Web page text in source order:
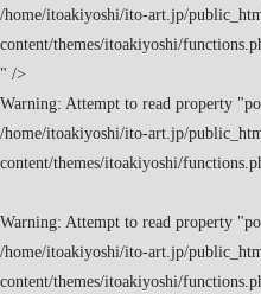
/home/itoakiyoshi/ito-art.jp/
content/themes/itoakiyoshi/
" />
Warning: Attempt to read property
/home/itoakiyoshi/ito-art.jp/
content/themes/itoakiyoshi/
Warning: Attempt to read property
/home/itoakiyoshi/ito-art.jp/
content/themes/itoakiyoshi/